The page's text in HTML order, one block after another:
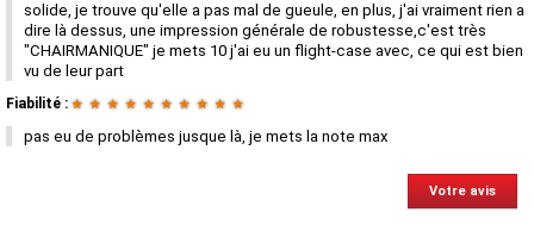
solide, je trouve qu'elle a pas mal de gueule, en plus, j'ai vraiment rien a
dire là dessus, une impression générale de robustesse,c'est très
"CHAIRMANIQUE" je mets 10 j'ai eu un flight-case avec, ce qui est bien
vu de leur part
Fiabilité : ★ ★ ★ ★ ★ ★ ★ ★ ★ ★
pas eu de problèmes jusque là, je mets la note max
Votre avis